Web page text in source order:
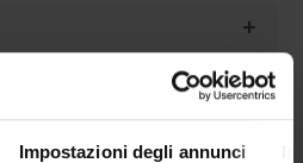
Impostazioni degli annunci